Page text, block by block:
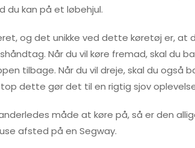
du kan på et løbehjul.
og det unikke ved dette køretøj er, at
Når du vil køre fremad, skal du
tilbage. Når du vil dreje, skal du også
dette gør det til en rigtig sjov
måde at køre på, så er den
afsted på en Segway.